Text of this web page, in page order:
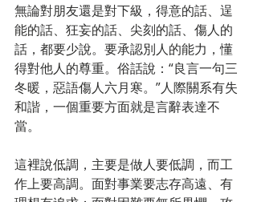
無論對朋友還是對下級，得意的話、逞
能的話、狂妄的話、尖刻的話、傷人的
話，都要少說。要承認別人的能力，懂
得對他人的尊重。俗話說：“良言一句三
冬暖，惡語傷人六月寒。”人際關系有失
和諧，一個重要方面就是言辭表達不
當。
這裡說低調，主要是做人要低調，而工
作上要高調。面對事業要志存高遠、有